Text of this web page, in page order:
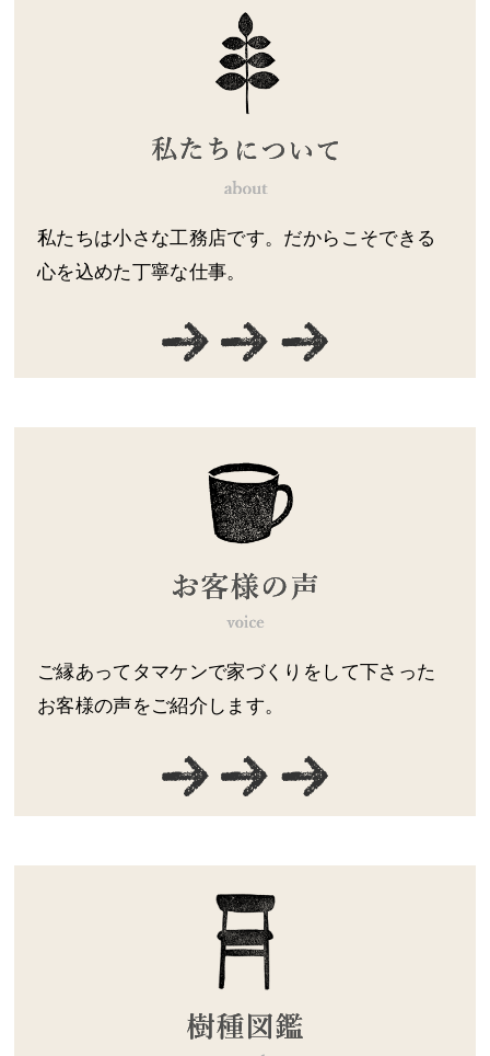
私たちは小さな工務店です。だからこそできる
心を込めた丁寧な仕事。
ご縁あってタマケンで家づくりをして下さった
お客様の声をご紹介します。